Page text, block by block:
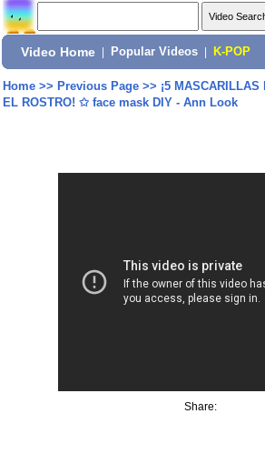
Video Home Popular Videos K-POP
Home>> Previous Page>> ¡5 MASCARILLAS
EL ROSTRO! ✩ face mask DIY - Ann Look
Share: